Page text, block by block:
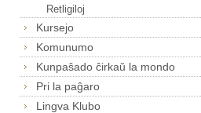
Retligiloj
Kursejo
Komunumo
Kunpaŝado ĉirkaŭ la mondo
Pri la paĝaro
Lingva Klubo